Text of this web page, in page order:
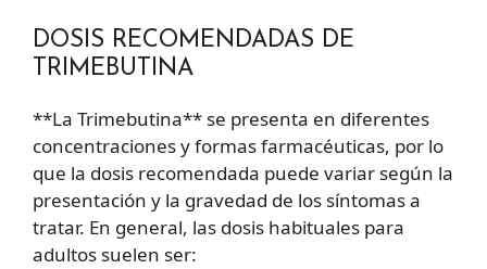
DOSIS RECOMENDADAS DE
TRIMEBUTINA
**La Trimebutina** se presenta en diferentes
concentraciones y formas farmacéuticas, por lo
que la dosis recomendada puede variar según la
presentación y la gravedad de los síntomas a
tratar. En general, las dosis habituales para
adultos suelen ser: